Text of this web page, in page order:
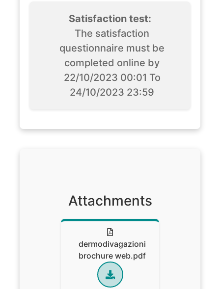
Satisfaction test:
The satisfaction
questionnaire must be
completed online by
22/10/2023 00:01 To
24/10/2023 23:59
Attachments
dermodivagazioni
brochure web.pdf